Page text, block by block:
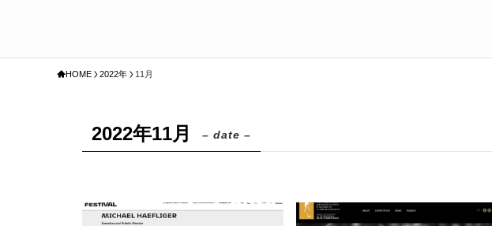
HOME 2022年 11月
2022年11月 – date –